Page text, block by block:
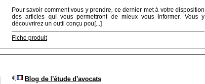
Pour savoir comment vous y prendre, ce dernier met à votre disposition
des articles qui vous permettront de mieux vous informer. Vous y
découvrirez un outil conçu pou[...]
Fiche produit
Blog de l'étude d'avocats